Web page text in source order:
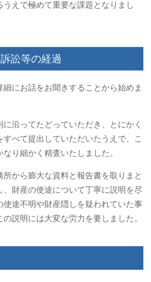
うえで極めて重要な課題となりまし
訟等の経過
細にお話をお聞きすることから始めま
沿ってたどっていただき、とにかく
べて提出していただいたうえで、こ
り細かく精査いたしました。
所から膨大な資料と報告書を取りまと
、財産の使途について丁寧に説明を尽
使途不明や財産隠しを疑われていた事
説明には大変な労力を要しました。